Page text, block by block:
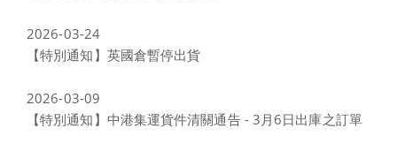
2026-03-24
【特別通知】英國倉暫停出貨
2026-03-09
【特別通知】中港集運貨件清關通告 - 3月6日出庫之訂單